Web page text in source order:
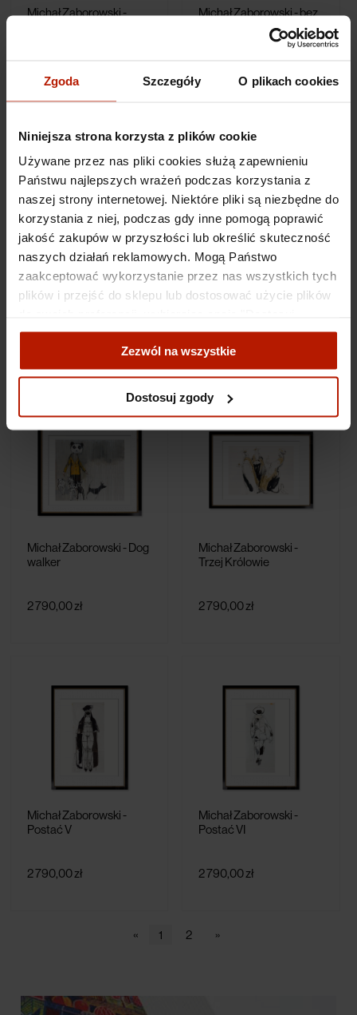
Zgoda Szczegóły O plikach cookies
Niniejsza strona korzysta z plików cookie
Używane przez nas pliki cookies służą zapewnieniu
Państwu najlepszych wrażeń podczas korzystania z
naszej strony internetowej. Niektóre pliki są niezbędne do
korzystania z niej, podczas gdy inne pomogą poprawić
jakość zakupów w przyszłości lub określić skuteczność
naszych działań reklamowych. Mogą Państwo
zaakceptować wykorzystanie przez nas wszystkich tych
plików i przejść do sklepu lub dostosować użycie plików
zgody".
Więcej o plikach cookies przeczytasz w naszej Polityce
Zezwól na wszystkie
Dostosuj zgody
Michał Zaborowski -
Michał Zaborowski - bez
"Mitologia" Kolekcja
Michała Zaborowskiego
"Trzy Postacie" Kolekcja
Michała Zaborowskiego
Michał Zaborowski - Dog
walker
2 790,00 zł
Michał Zaborowski -
Trzej Królowie
2 790,00 zł
Michał Zaborowski -
Postać V
2 790,00 zł
Michał Zaborowski -
Postać VI
2 790,00 zł
« 1 2 »